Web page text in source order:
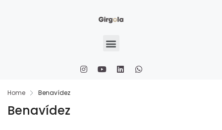
Home Benavídez
Benavídez